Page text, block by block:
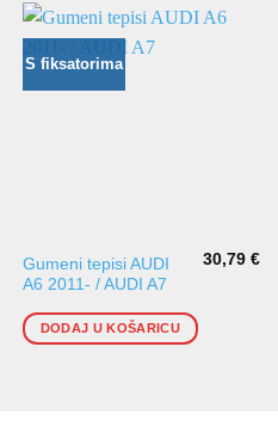
S fiksatorima
Gumeni tepisi AUDI
A6 2011- / AUDI A7
30,79€
DODAJ U KOŠARICU